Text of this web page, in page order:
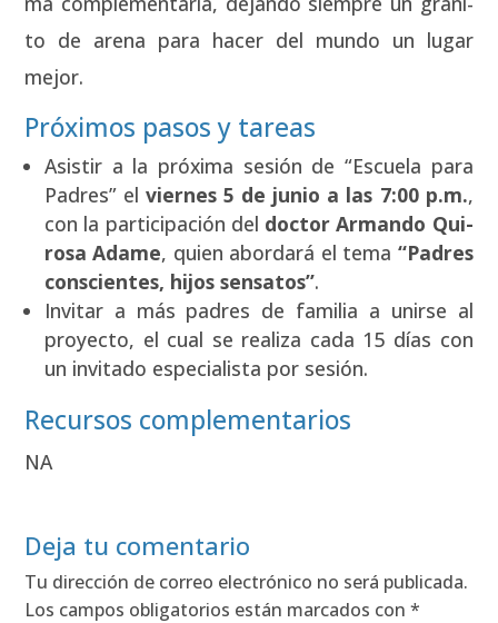
to de are­na para hacer del mun­do un lugar
mejor.
Próximos pasos y tareas
Asis­tir a la pró­xi­ma sesión de “Escue­la para
Padres” elvier­nes 5 de junio a las 7:00 p.m.,
con la par­ti­ci­pa­ción del doc­tor Arman­do Qui­
ro­sa Ada­me, quien abor­da­rá el tema “Padres
cons­cien­tes, hijos sen­sa­tos”.
Invi­tar a más padres de fami­lia a unir­se al
pro­yec­to, el cual se rea­li­za cada 15 días con
un invi­ta­do espe­cia­lis­ta por sesión.
Recursos complementarios
NA
Deja tu comentario
Tu dirección de correo electrónico no será publicada.
Los campos obligatorios están marcados con*